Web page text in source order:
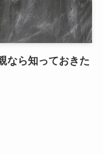
なら知っておきた